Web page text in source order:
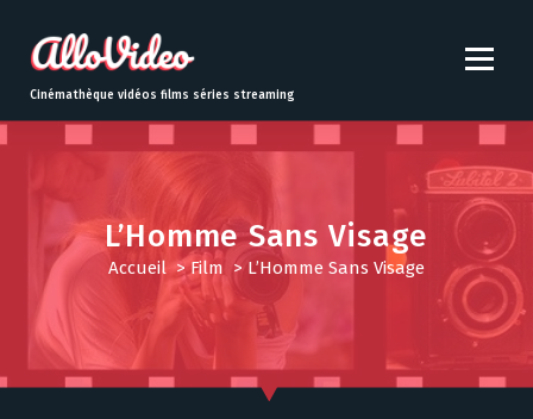
t
o
Cinémathèque vidéos films séries streaming
L’Homme Sans Visage
Accueil >Film > L’Homme Sans Visage